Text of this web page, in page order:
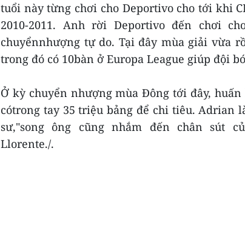
tuổi này từng chơi cho Deportivo cho tới khi
2010-2011. Anh rời Deportivo đến chơi
chuyểnnhượng tự do. Tại đây mùa giải vừa
trong đó có 10bàn ở Europa League giúp đội
Ở kỳ chuyển nhượng mùa Đông tới đây,
cótrong tay 35 triệu bảng để chi tiêu. Adrian
sư,"song ông cũng nhắm đến chân sút
Llorente./.